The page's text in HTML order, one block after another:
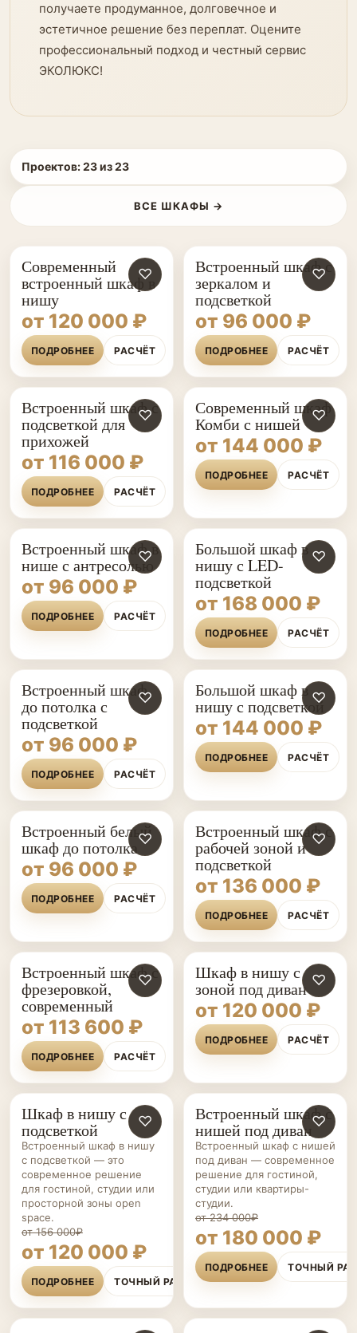
получаете продуманное, долговечное и
эстетичное решение без переплат. Оцените
профессиональный подход и честный сервис
ЭКОЛЮКС!
Проектов:23из23
ВСЕ ШКАФЫ →
♡
Современный
встроенный шкаф в
нишу
от 120 000 ₽
ПОДРОБНЕЕ РАСЧЁТ
♡
Встроенный шкаф с
зеркалом и
подсветкой
от 96 000 ₽
ПОДРОБНЕЕ РАСЧЁТ
♡
Встроенный шкаф с
подсветкой для
прихожей
от 116 000 ₽
ПОДРОБНЕЕ РАСЧЁТ
♡
Современный шкаф
Комби с нишей
от 144 000 ₽
ПОДРОБНЕЕ РАСЧЁТ
♡
Встроенный шкаф в
нише с антресолью
от 96 000 ₽
ПОДРОБНЕЕ РАСЧЁТ
♡
Большой шкаф в
нишу с LED-
подсветкой
от 168 000 ₽
ПОДРОБНЕЕ РАСЧЁТ
♡
Встроенный шкаф
до потолка с
подсветкой
от 96 000 ₽
ПОДРОБНЕЕ РАСЧЁТ
♡
Большой шкаф в
нишу с подсветкой
от 144 000 ₽
ПОДРОБНЕЕ РАСЧЁТ
♡
Встроенный белый
шкаф до потолка
от 96 000 ₽
ПОДРОБНЕЕ РАСЧЁТ
♡
Встроенный шкаф с
рабочей зоной и
подсветкой
от 136 000 ₽
ПОДРОБНЕЕ РАСЧЁТ
♡
Встроенный шкаф с
фрезеровкой,
современный
от 113 600 ₽
ПОДРОБНЕЕ РАСЧЁТ
♡
Шкаф в нишу с
зоной под диван
от 120 000 ₽
ПОДРОБНЕЕ РАСЧЁТ
ШКАФЫ НА ЗАКАЗ ♡
Шкаф в нишу с
подсветкой
Встроенный шкаф в нишу
с подсветкой — это
современное решение
для гостиной, студии или
просторной зоны open
space.
от 156 000₽
от 120 000 ₽
ПОДРОБНЕЕ ТОЧНЫЙ РАСЧЁТ
ШКАФЫ НА ЗАКАЗ ♡
Встроенный шкаф с
нишей под диван
Встроенный шкаф с нишей
под диван — современное
решение для гостиной,
студии или квартиры-
студии.
от 234 000₽
от 180 000 ₽
ПОДРОБНЕЕ ТОЧНЫЙ